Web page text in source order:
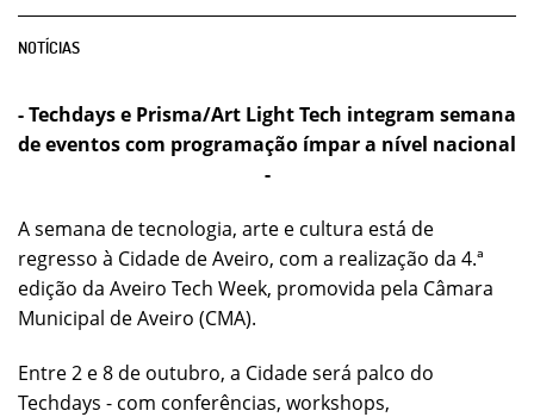
NOTÍCIAS
- Techdays e Prisma/Art Light Tech integram semana
de eventoscom programação ímpar a nível nacional
-
A semana de tecnologia, arte e cultura está de
regresso à Cidade de Aveiro, com a realização da 4.ª
edição da Aveiro Tech Week, promovida pela Câmara
Municipal de Aveiro (CMA).
Entre 2 e 8 de outubro, a Cidade será palco do
Techdays - com conferências, workshops,